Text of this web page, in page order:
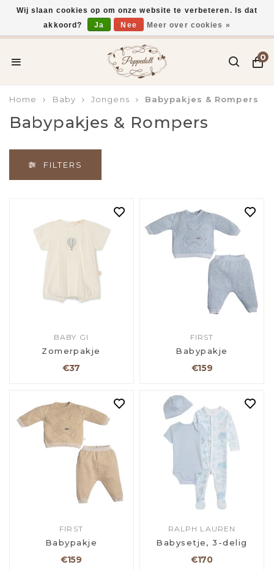
Gratis verzending vanaf €75,-
0
Home Baby Jongens Babypakjes & Rompers
Babypakjes & Rompers
FILTERS
BABY GI
Zomerpakje
€37
FIRST
Babypakje
€159
FIRST
Babypakje
€159
RALPH LAUREN
Babysetje, 3-delig
€170
Wij slaan cookies op om onze website te verbeteren. Is dat
akkoord?
Ja Nee Meer over cookies »